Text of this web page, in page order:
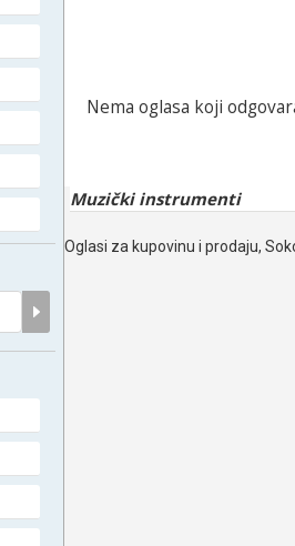
Nema oglasa koji
Muzički instrumenti
Oglasi za kupovinu i prodaju,